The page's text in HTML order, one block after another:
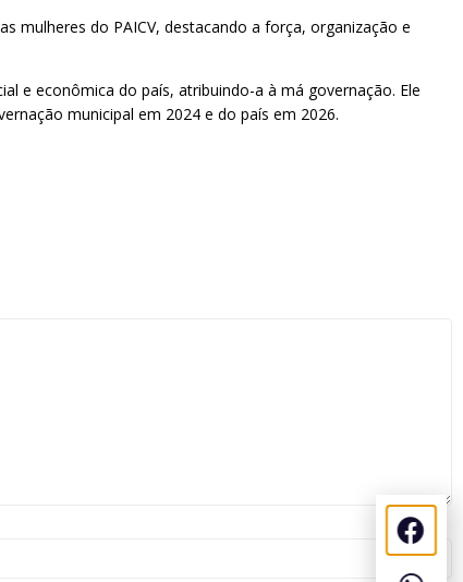
mulheres do PAICV, destacando a força, organização e
e econômica do país, atribuindo-a à má governação. Ele
municipal em 2024 e do país em 2026.